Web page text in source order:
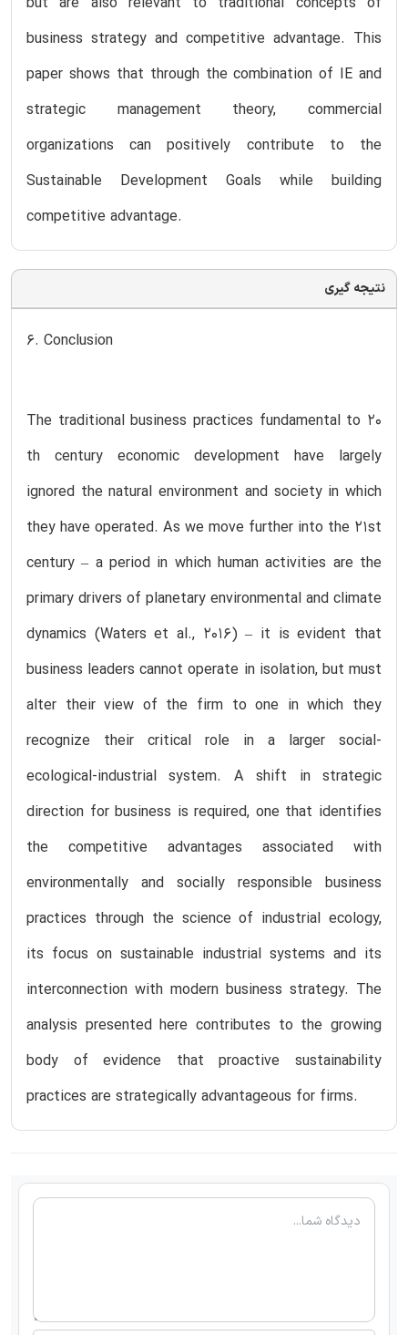
business strategy and competitive advantage. This
paper shows that through the combination of IE and
strategic management theory, commercial
organizations can positively contribute to the
Sustainable Development Goals while building
competitive advantage.
نتیجه گیری
6. Conclusion
The traditional business practices fundamental to 20
th century economic development have largely
ignored the natural environment and society in which
they have operated. As we move further into the 21st
century – a period in which human activities are the
primary drivers of planetary environmental and climate
dynamics (Waters et al., 2016) – it is evident that
business leaders cannot operate in isolation, but must
alter their view of the firm to one in which they
recognize their critical role in a larger social-
ecological-industrial system. A shift in strategic
direction for business is required, one that identifies
the competitive advantages associated with
environmentally and socially responsible business
practices through the science of industrial ecology,
its focus on sustainable industrial systems and its
interconnection with modern business strategy. The
analysis presented here contributes to the growing
body of evidence that proactive sustainability
practices are strategically advantageous for firms.